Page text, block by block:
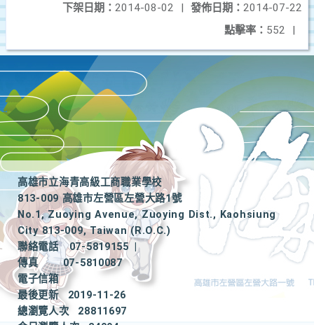
發佈日期： 2014-07-22
下架日期： 2014-08-02
|
點擊率： 552 |
高雄市立海青高級工商職業學校
813-009 高雄市左營區左營大路1號
No.1, Zuoying Avenue, Zuoying Dist., Kaohsiung
City 813-009, Taiwan (R.O.C.)
聯絡電話
07-5819155
|
傳真
07-5810087
電子信箱
最後更新
2019-11-26
總瀏覽人次
28811697